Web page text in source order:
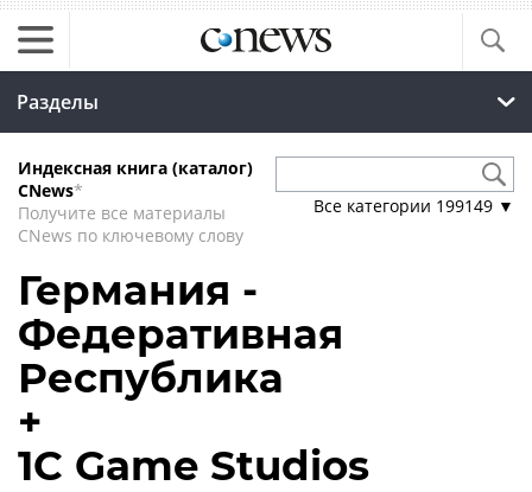
Разделы
Индексная книга (каталог)
CNews*
Получите все материалы
CNews по ключевому слову
Все категории 199149 ▼
Германия -
Федеративная
Республика
+
1С Game Studios